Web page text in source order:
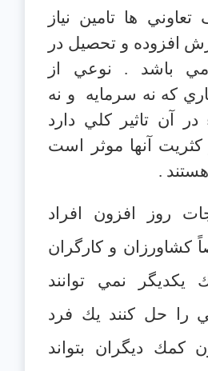
ها تامين نياز
افزوده و تحصيل در
مي باشد . نوعي از
كه نه سرمايه
و نه
آن تاثير كلي دارد
آنها موثر است
.
روز افزون افراد
و كارگران
نمي توانند
را حل كنند يك فرد
كمك ديگران بتواند